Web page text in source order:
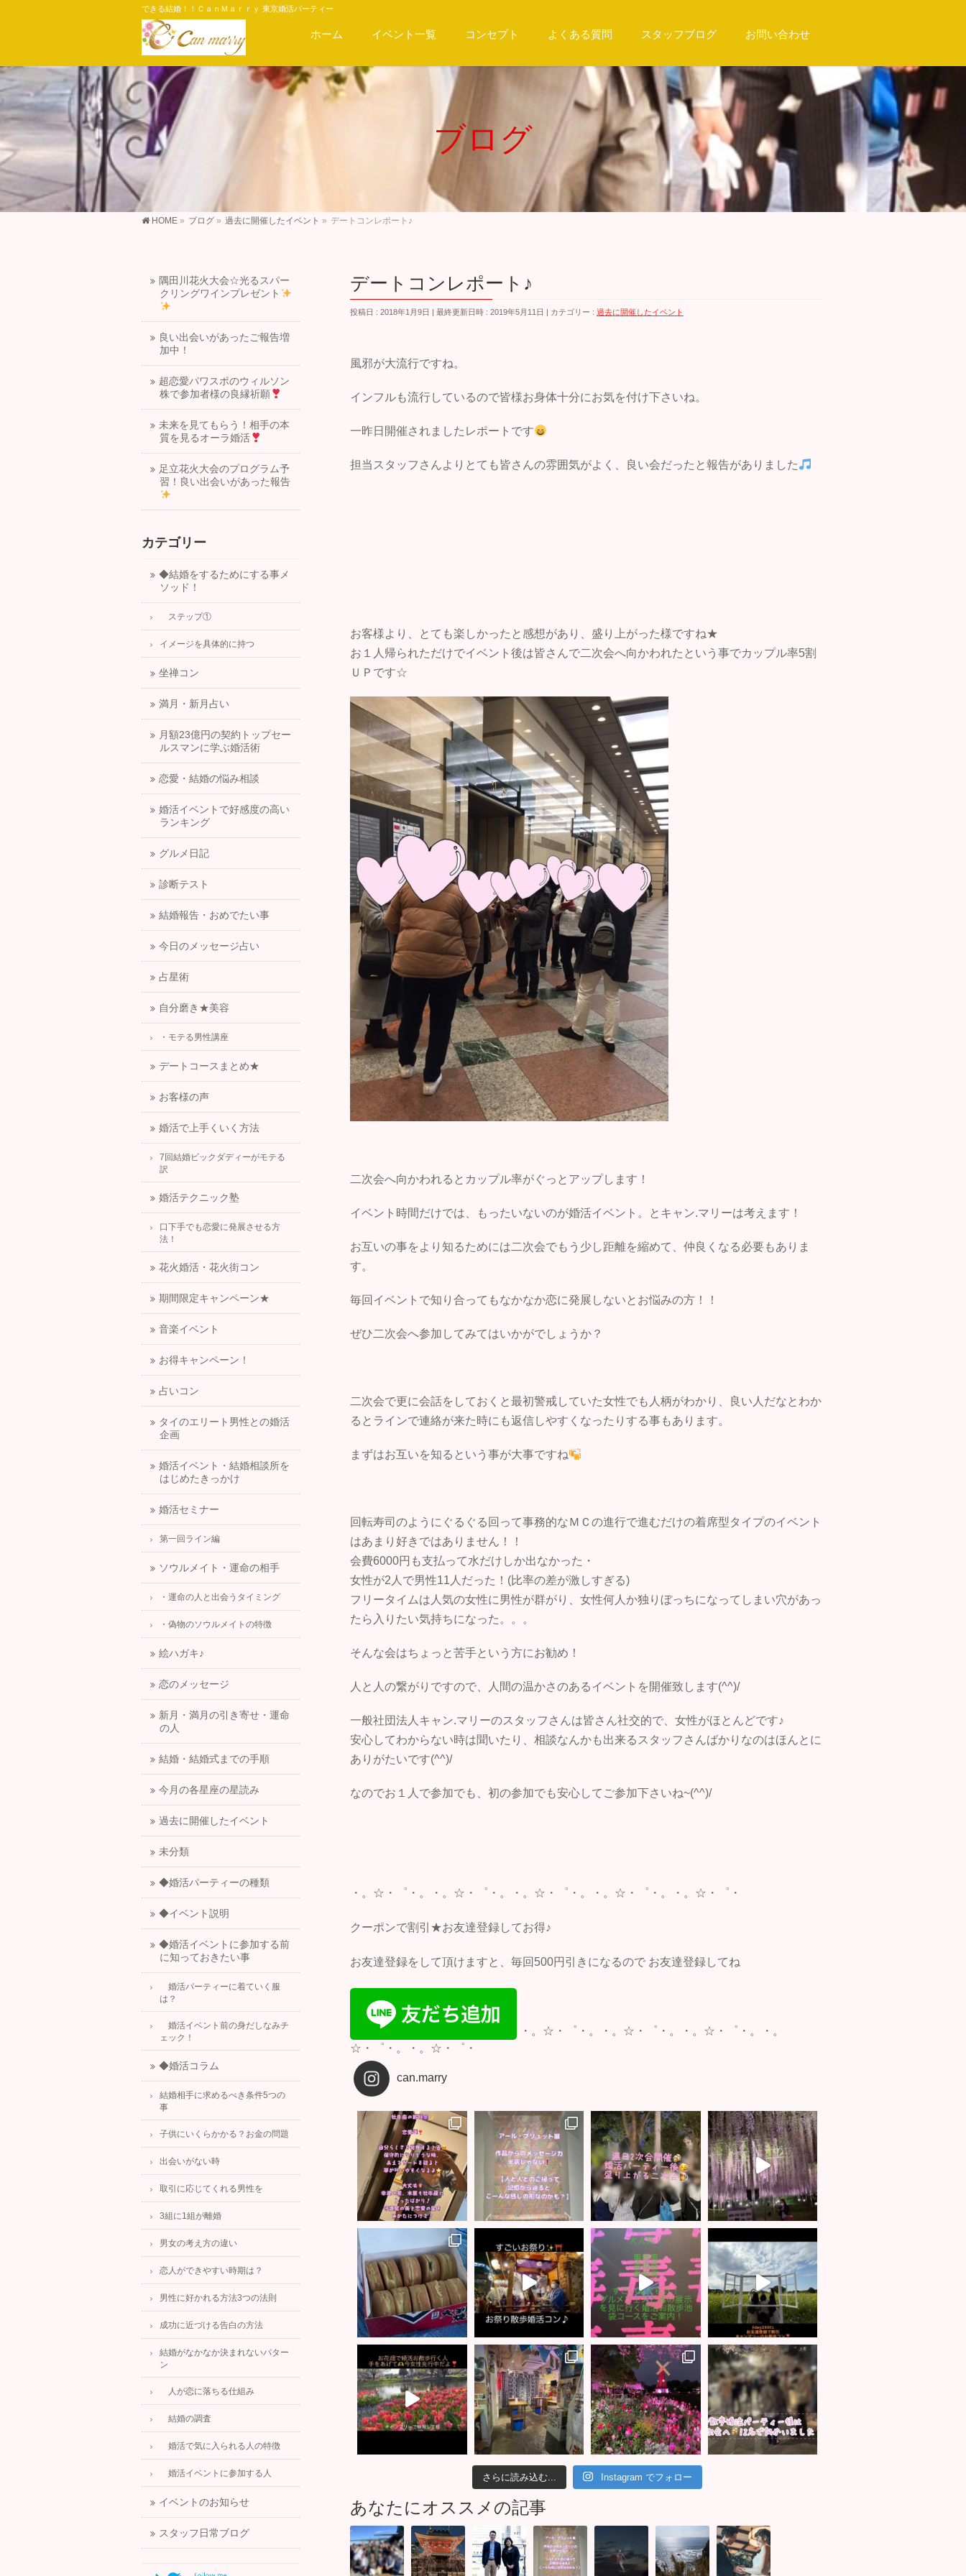
できる結婚！！ＣａｎＭａｒｒｙ 東京婚活パーティー
ホーム イベント一覧 コンセプト よくある質問 スタッフブログ お問い合わせ
ブログ
HOME » ブログ » 過去に開催したイベント » デートコンレポート♪
デートコンレポート♪
投稿日 : 2018年1月9日 最終更新日時 : 2019年5月11日 カテゴリー : 過去に開催したイベント
風邪が大流行ですね。
インフルも流行しているので皆様お身体十分にお気を付け下さいね。
一昨日開催されましたレポートです
担当スタッフさんよりとても皆さんの雰囲気がよく、良い会だったと報告がありました
お客様より、とても楽しかったと感想があり、盛り上がった様ですね★
お１人帰られただけでイベント後は皆さんで二次会へ向かわれたという事でカップル率5割
ＵＰです☆
二次会へ向かわれるとカップル率がぐっとアップします！
イベント時間だけでは、もったいないのが婚活イベント。とキャン.マリーは考えます！
お互いの事をより知るためには二次会でもう少し距離を縮めて、仲良くなる必要もありま
す。
毎回イベントで知り合ってもなかなか恋に発展しないとお悩みの方！！
ぜひ二次会へ参加してみてはいかがでしょうか？
二次会で更に会話をしておくと最初警戒していた女性でも人柄がわかり、良い人だなとわか
るとラインで連絡が来た時にも返信しやすくなったりする事もあります。
まずはお互いを知るという事が大事ですね
回転寿司のようにぐるぐる回って事務的なＭＣの進行で進むだけの着席型タイプのイベント
はあまり好きではありません！！
会費6000円も支払って水だけしか出なかった・
女性が2人で男性11人だった！(比率の差が激しすぎる)
フリータイムは人気の女性に男性が群がり、女性何人か独りぼっちになってしまい穴があっ
たら入りたい気持ちになった。。。
そんな会はちょっと苦手という方にお勧め！
人と人の繋がりですので、人間の温かさのあるイベントを開催致します(^^)/
一般社団法人キャン.マリーのスタッフさんは皆さん社交的で、女性がほとんどです♪
安心してわからない時は聞いたり、相談なんかも出来るスタッフさんばかりなのはほんとに
ありがたいです(^^)/
なのでお１人で参加でも、初の参加でも安心してご参加下さいね~(^^)/
・。☆・゜・。・。☆・゜・。・。☆・゜・。・。☆・゜・。・。☆・゜・
クーポンで割引★お友達登録してお得♪
お友達登録をして頂けますと、毎回500円引きになるので お友達登録してね
・。☆・゜・。・。☆・゜・。・。☆・゜・。・。
☆・゜・。・。☆・゜・
can.marry
さらに読み込む... Instagram でフォロー
あなたにオススメの記事
隅田川花火大会☆光るスパー
クリングワインプレゼント
良い出会いがあったご報告増
加中！
超恋愛パワスポのウィルソン
株で参加者様の良縁祈願
未来を見てもらう！相手の本
質を見るオーラ婚活
足立花火大会のプログラム予
習！良い出会いがあった報告
カテゴリー
◆結婚をするためにする事メ
ソッド！
ステップ①
イメージを具体的に持つ
坐禅コン
満月・新月占い
月額23億円の契約トップセー
ルスマンに学ぶ婚活術
恋愛・結婚の悩み相談
婚活イベントで好感度の高い
ランキング
グルメ日記
診断テスト
結婚報告・おめでたい事
今日のメッセージ占い
占星術
自分磨き★美容
・モテる男性講座
デートコースまとめ★
お客様の声
婚活で上手くいく方法
7回結婚ビックダディーがモテる
訳
婚活テクニック塾
口下手でも恋愛に発展させる方
法！
花火婚活・花火街コン
期間限定キャンペーン★
音楽イベント
お得キャンペーン！
占いコン
タイのエリート男性との婚活
企画
婚活イベント・結婚相談所を
はじめたきっかけ
婚活セミナー
第一回ライン編
ソウルメイト・運命の相手
・運命の人と出会うタイミング
・偽物のソウルメイトの特徴
絵ハガキ♪
恋のメッセージ
新月・満月の引き寄せ・運命
の人
結婚・結婚式までの手順
今月の各星座の星読み
過去に開催したイベント
未分類
◆婚活パーティーの種類
◆イベント説明
◆婚活イベントに参加する前
に知っておきたい事
婚活パーティーに着ていく服
は？
婚活イベント前の身だしなみチ
ェック！
◆婚活コラム
結婚相手に求めるべき条件5つの
事
子供にいくらかかる？お金の問題
出会いがない時
取引に応じてくれる男性を
3組に1組が離婚
男女の考え方の違い
恋人ができやすい時期は？
男性に好かれる方法3つの法則
成功に近づける告白の方法
結婚がなかなか決まれないパター
ン
人が恋に落ちる仕組み
結婚の調査
婚活で気に入られる人の特徴
婚活イベントに参加する人
イベントのお知らせ
スタッフ日常ブログ